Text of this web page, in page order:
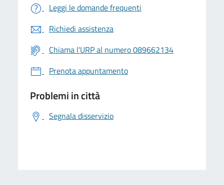
Leggi le domande frequenti
Richiedi assistenza
Chiama l'URP al numero 089662134
Prenota appuntamento
Problemi in città
Segnala disservizio